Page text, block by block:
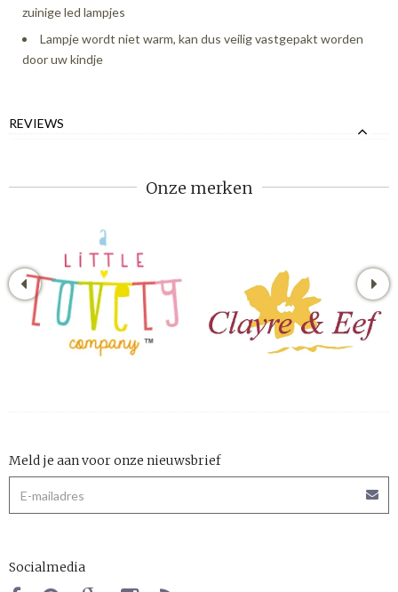
zuinige led lampjes
Lampje wordt niet warm, kan dus veilig vastgepakt worden
door uw kindje
REVIEWS
Onze merken
Meld je aan voor onze nieuwsbrief
Socialmedia